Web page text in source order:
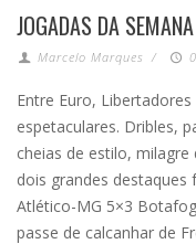
JOGADAS DA
Marcelo Marques /
Entre Euro,
espetaculares. Dribles,
cheias de estilo,
dois grandes destaques
Atlético-MG 5×3
passe de calcanhar de